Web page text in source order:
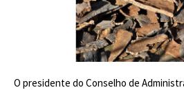
O presidente do Conselho de